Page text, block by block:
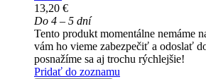
13,20 €
Do 4 – 5 dní
Tento produkt momentálne nemáme
vám ho vieme zabezpečiť a odoslať
posnažíme sa aj trochu rýchlejšie!
Pridať do zoznamu